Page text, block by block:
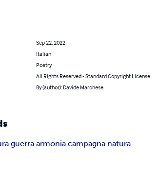
Sep 22, 2022
Italian
Poetry
All Rights Reserved - Standard Copyright License
By (author): Davide Marchese
guerra armonia campagna natura